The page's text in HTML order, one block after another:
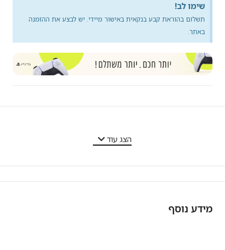
שימו לב!
תשלום בהוראת קבע בנקאית באישור מיידי. יש לבצע את ההזמנה
באתר.
הצג עוד
מידע נוסף